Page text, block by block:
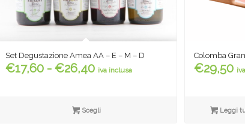
Set Degustazione Amea AA – E – M – D
€17,60 - €26,40Fascia
da
iva inclusa
Scegli
Colomba
€29,50
Leggi